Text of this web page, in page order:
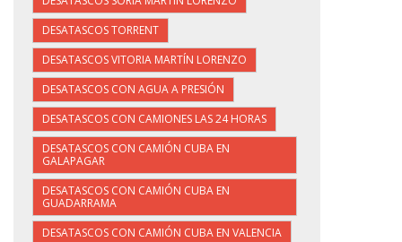
DESATASCOS TORRENT
DESATASCOS VITORIA MARTÍN LORENZO
DESATASCOS CON AGUA A PRESIÓN
DESATASCOS CON CAMIONES LAS 24 HORAS
DESATASCOS CON CAMIÓN CUBA EN
GALAPAGAR
DESATASCOS CON CAMIÓN CUBA EN
GUADARRAMA
DESATASCOS CON CAMIÓN CUBA EN VALENCIA